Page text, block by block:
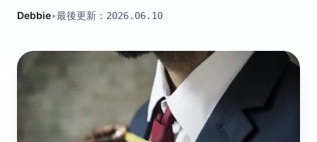
Debbie•最後更新： 2026.06.10